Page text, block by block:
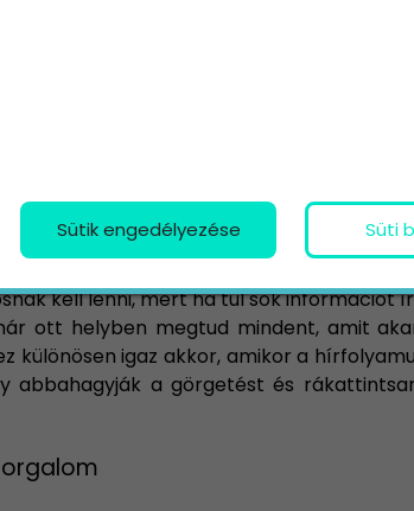
pedig generál mellé egy képet, címet és
és meglátogassák az oldaladat.
a figyelmet, így ösztönözve az
kell lenni, mert ha túl sok információt
ott helyben megtud mindent, amit
különösen igaz akkor, amikor a
abbahagyják a görgetést és
Sütik engedélyezése Süti